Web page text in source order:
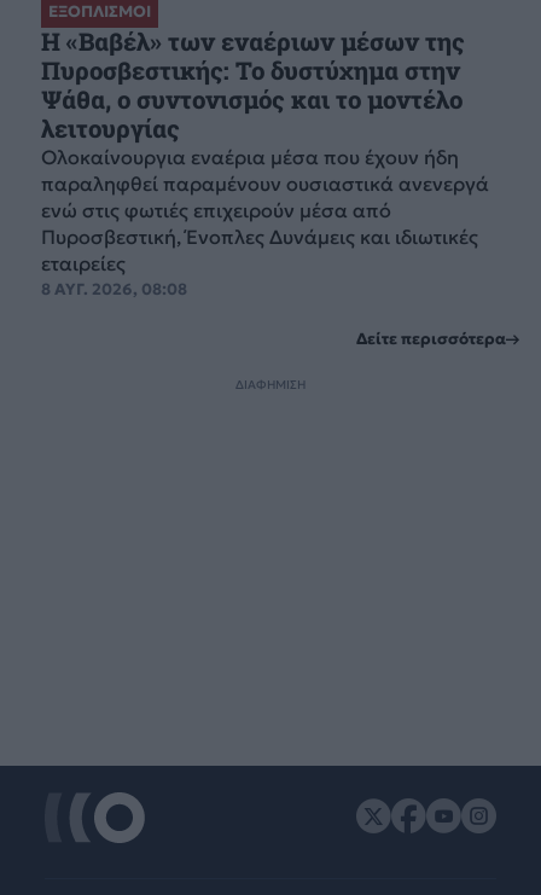
ΕΞΟΠΛΙΣΜΟΙ
H «Βαβέλ» των εναέριων μέσων της
Πυροσβεστικής: Το δυστύχημα στην
Ψάθα, ο συντονισμός και το μοντέλο
λειτουργίας
Ολοκαίνουργια εναέρια μέσα που έχουν ήδη
παραληφθεί παραμένουν ουσιαστικά ανενεργά
ενώ στις φωτιές επιχειρούν μέσα από
Πυροσβεστική, Ένοπλες Δυνάμεις και ιδιωτικές
εταιρείες
8 ΑΥΓ. 2026, 08:08
Δείτε περισσότερα
ΔΙΑΦΗΜΙΣΗ